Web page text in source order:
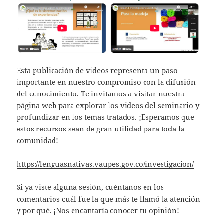
Esta publicación de videos representa un paso
importante en nuestro compromiso con la difusión
del conocimiento. Te invitamos a visitar nuestra
página web para explorar los videos del seminario y
profundizar en los temas tratados. ¡Esperamos que
estos recursos sean de gran utilidad para toda la
comunidad!
https://lenguasnativas.vaupes.gov.co/investigacion/
Si ya viste alguna sesión, cuéntanos en los
comentarios cuál fue la que más te llamó la atención
y por qué. ¡Nos encantaría conocer tu opinión!